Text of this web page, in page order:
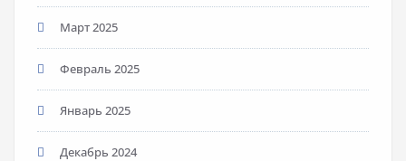
Март 2025
Февраль 2025
Январь 2025
Декабрь 2024